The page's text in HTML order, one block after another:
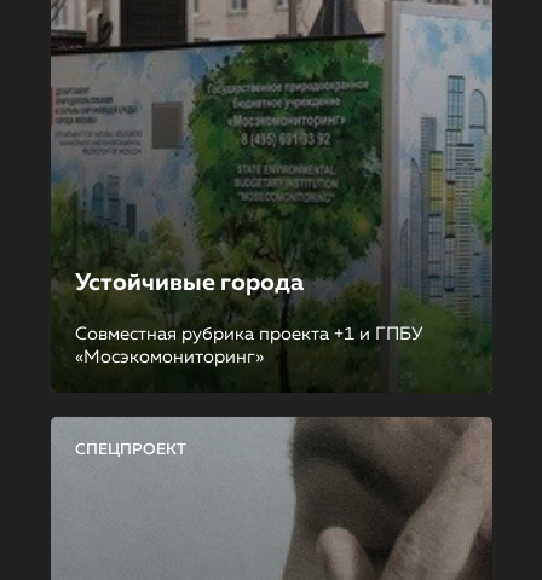
Устойчивые города
Совместная рубрика проекта +1 и ГПБУ
«Мосэкомониторинг»
СПЕЦПРОЕКТ